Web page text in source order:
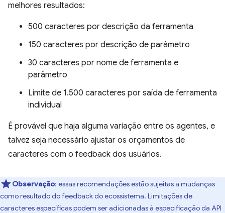
melhores resultados:
500 caracteres por descrição da ferramenta
150 caracteres por descrição de parâmetro
30 caracteres por nome de ferramenta e
parâmetro
Limite de 1.500 caracteres por saída de ferramenta
individual
É provável que haja alguma variação entre os agentes, e
talvez seja necessário ajustar os orçamentos de
caracteres com o feedback dos usuários.
Observação: essas recomendações estão sujeitas a mudanças
como resultado do feedback do ecossistema. Limitações de
caracteres específicas podem ser adicionadas à especificação da API